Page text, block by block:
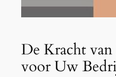
De Kracht
voor Uw